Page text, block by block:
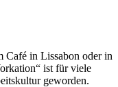
Café in Lissabon oder in
ist für viele
geworden.